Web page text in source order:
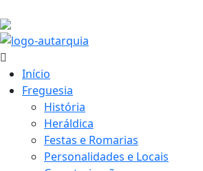
Início
Freguesia
História
Heráldica
Festas e Romarias
Personalidades e Locais